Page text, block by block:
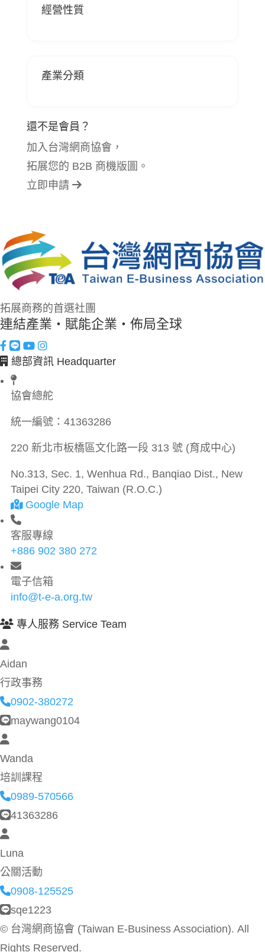
經營性質
產業分類
還不是會員？
加入台灣網商協會，
拓展您的 B2B 商機版圖。
立即申請
拓展商務的首選社團
連結產業・賦能企業・佈局全球
總部資訊 Headquarter
協會總舵
統一編號： 41363286
220 新北市板橋區文化路一段 313 號 (育成中心)
No.313, Sec. 1, Wenhua Rd., Banqiao Dist., New
Taipei City 220, Taiwan (R.O.C.)
Google Map
客服專線
+886 902 380 272
電子信箱
info@t-e-a.org.tw
專人服務 Service Team
Aidan
行政事務
0902-380272
maywang0104
Wanda
培訓課程
0989-570566
41363286
Luna
公關活動
0908-125525
sqe1223
© 台灣網商協會 (Taiwan E-Business Association). All
Rights Reserved.